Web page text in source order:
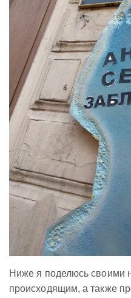
Ниже я поделюсь своими
происходящим, а также